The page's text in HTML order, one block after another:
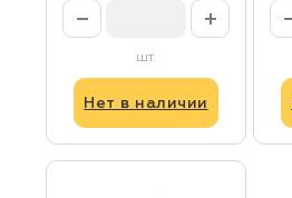
шт.
Нет в наличии